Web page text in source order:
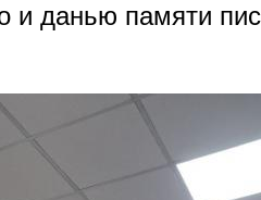
и данью памяти